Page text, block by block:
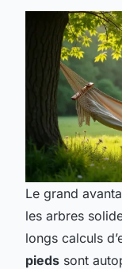
Le grand
les arbres
longs calculs
pieds sont